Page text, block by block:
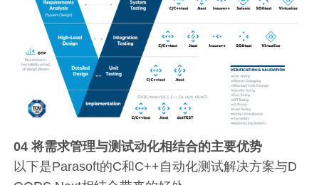
04将需求管理与测试动化相结合的主要优势
以下是Parasoft的C和C++自动化测试解决方案与D